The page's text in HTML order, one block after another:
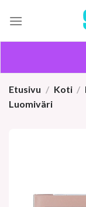
Etusivu / Koti /
Luomiväri